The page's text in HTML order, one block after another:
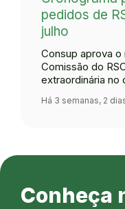
pedidos de
julho
Consup aprova
Comissão do
extraordinária no
Há 3 semanas, 2
Conheça